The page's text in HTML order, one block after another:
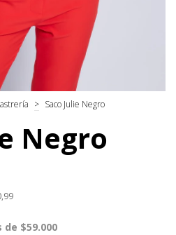
> Saco Julie Negro
Negro
de $59.000